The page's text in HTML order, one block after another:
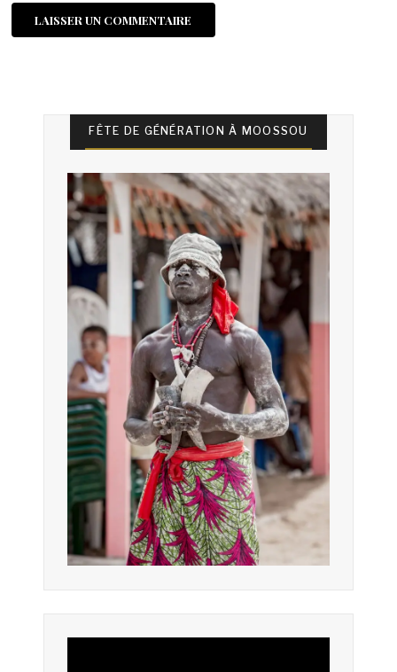
FÊTE DE GÉNÉRATION À MOOSSOU